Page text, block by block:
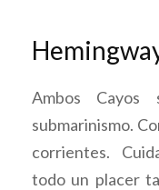
Ambos Cayos
submarinismo.
corrientes.
todo un placer